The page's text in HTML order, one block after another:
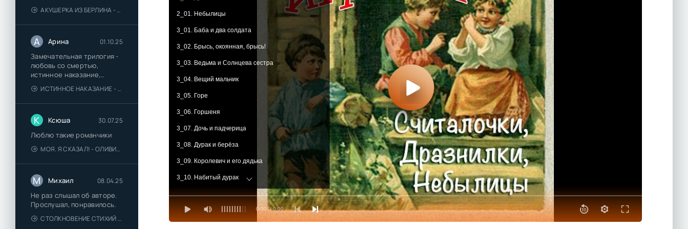
АКУШЕРКА ИЗ БЕРЛИНА - АННА СТЮАРТ
А Арина 01.10.25
Замечательная трилогия -
любовь со смертью,
истинное наказание,
любимая для монстра -
понравились
ИСТИННОЕ НАКАЗАНИЕ - ОЛЬГА ГУСЕЙНОВА
К Ксюша 30.07.25
Люблю такие романчики
МОЯ. Я СКАЗАЛ! - ОЛИВИЯ ЛЕЙК
М Михаил 08.04.25
Не раз слышал об авторе.
Прослушал, понравилось.
СТОЛКНОВЕНИЕ СТИХИЙ - ВАЛЕРИЙ ГУМИНСКИЙ
Исаев)4. Считалочки
0:00 / 0:00
2_01. Небылицы
3_01. Баба и два солдата
3_02. Брысь, окоянная, брысь!
3_03. Ведьма и Солнцева сестра
3_04. Вещий мальчик
3_05. Горе
3_06. Горшеня
3_07. Дочь и падчерица
3_08. Дурак и берёза
3_09. Королевич и его дядька
3_10. Набитый дурак
3_11. Окаменелое царство
3_12. Сивко-бурко